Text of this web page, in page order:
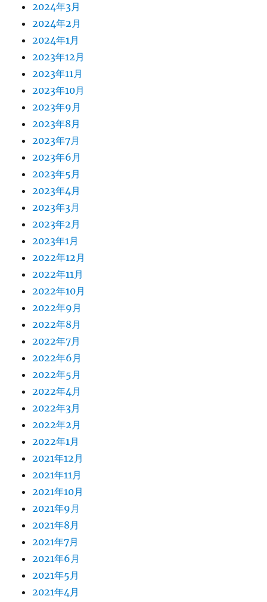
2024年3月
2024年2月
2024年1月
2023年12月
2023年11月
2023年10月
2023年9月
2023年8月
2023年7月
2023年6月
2023年5月
2023年4月
2023年3月
2023年2月
2023年1月
2022年12月
2022年11月
2022年10月
2022年9月
2022年8月
2022年7月
2022年6月
2022年5月
2022年4月
2022年3月
2022年2月
2022年1月
2021年12月
2021年11月
2021年10月
2021年9月
2021年8月
2021年7月
2021年6月
2021年5月
2021年4月